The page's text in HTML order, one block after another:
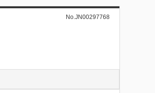
No.JN00297768